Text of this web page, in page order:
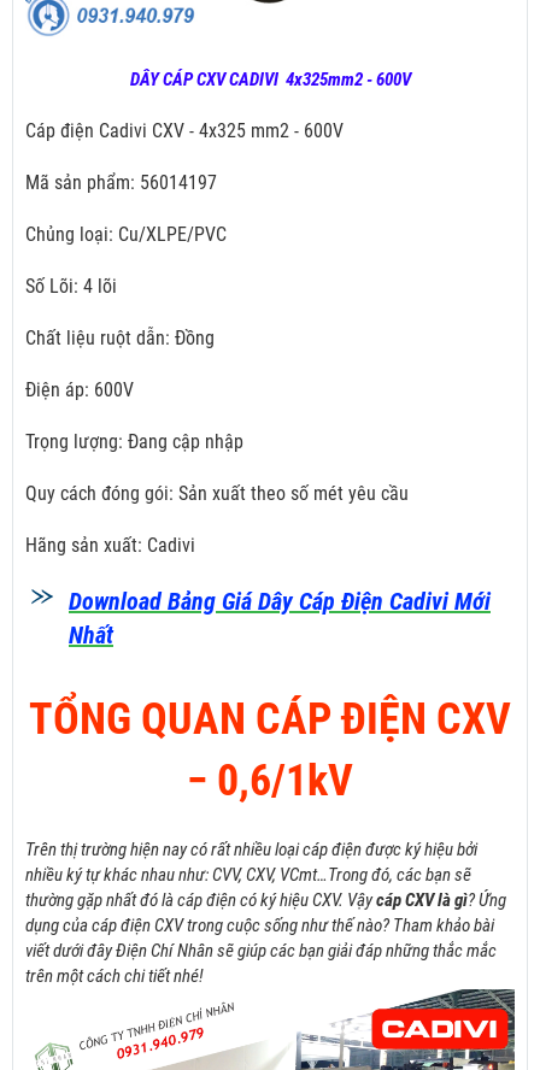
DÂY CÁP CXV CADIVI 4x325mm2 - 600V
Cáp điện Cadivi CXV - 4x325 mm2 - 600V
Mã sản phẩm: 56014197
Chủng loại: Cu/XLPE/PVC
Số Lõi: 4 lõi
Chất liệu ruột dẫn: Đồng
Điện áp: 600V
Trọng lượng: Đang cập nhập
Quy cách đóng gói: Sản xuất theo số mét yêu cầu
Hãng sản xuất: Cadivi
Download Bảng Giá Dây Cáp Điện Cadivi Mới
Nhất
TỔNG QUAN CÁP ĐIỆN CXV
­− 0,6/1kV
Trên thị trường hiện nay có rất nhiều loại cáp điện được ký hiệu bởi
nhiềuký tự khác nhau như: CVV, CXV, VCmt…Trong đó, các bạn sẽ
thường gặp nhất đó là cáp điện có ký hiệu CXV. Vậycáp CXV là gì? Ứng
dụng của cáp điện CXV trong cuộc sống như thế nào? Tham khảo bài
viết dưới đây Điện Chí Nhân sẽ giúp các bạn giải đáp những thắc mắc
trên một cách chi tiết nhé!